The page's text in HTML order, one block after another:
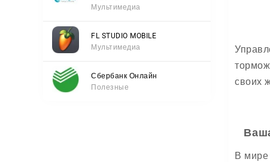
Мультимедиа
FL STUDIO MOBILE
Мультимедиа
Сбербанк Онлайн
Полезные
своих
В мире